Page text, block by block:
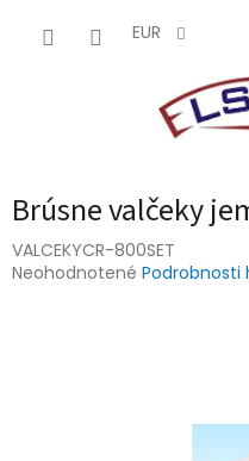
EUR
Brúsne valčeky
VALCEKYCR-800SET
Priemerné
Neohodnotené Podrobnosti